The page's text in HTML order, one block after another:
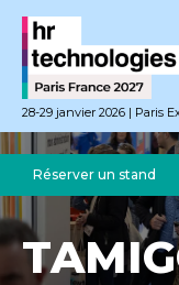
28-29 janvier 2026 | Paris
Réserver un stand